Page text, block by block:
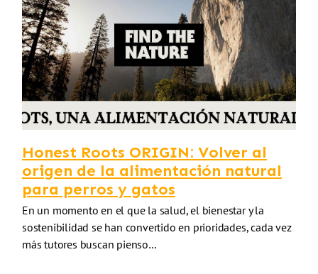
Honest Roots ORIGIN: Volver al
origen de la alimentación natural
para perros y gatos
En un momento en el que la salud, el bienestar y la
sostenibilidad se han convertido en prioridades, cada vez
más tutores buscan pienso…